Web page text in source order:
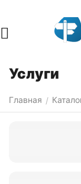
Услуги
Главная /